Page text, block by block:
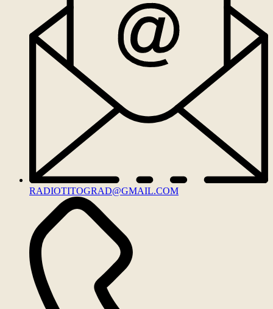
RADIOTITOGRAD@GMAIL.COM